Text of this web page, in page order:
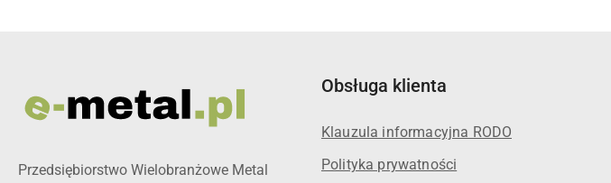
Przedsiębiorstwo Wielobranżowe Metal
Obsługa klienta
Klauzula informacyjna RODO
Polityka prywatności